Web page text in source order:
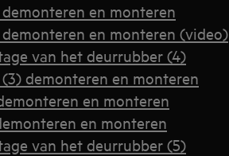
en monteren
en monteren (video)
van het deurrubber (4)
demonteren en monteren
en monteren
en monteren
van het deurrubber (5)